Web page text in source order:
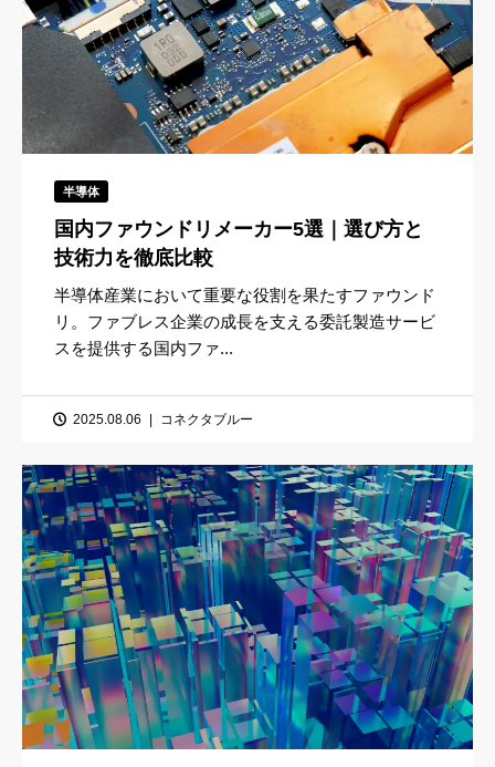
半導体
国内ファウンドリメーカー5選｜選び方と
技術力を徹底比較
半導体産業において重要な役割を果たすファウンド
リ。ファブレス企業の成長を支える委託製造サービ
スを提供する国内ファ...
2025.08.06 コネクタブルー